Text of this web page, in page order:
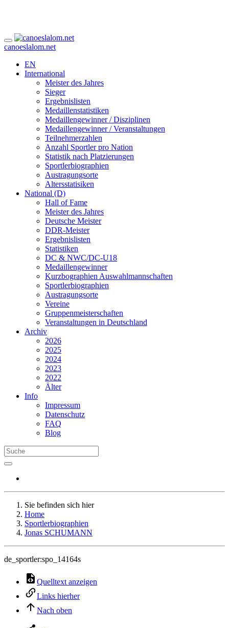
canoeslalom.net
EN
International
Meister des Jahres
Sieger
Ergebnislisten
Medaillenstatistiken
Medaillengewinner / Disziplinen
Medaillengewinner / Veranstaltungen
Teilnehmerzahlen
Anzahl Sportler pro Nation
Statistik nach Platzierungen
Sportlerbiographien
Austragungsorte
Altersstatisiken
National (D)
Hall of Fame
Meister des Jahres
Deutsche Meister
DDR-Meister
Ergebnislisten
Statistiken
DC & NWC/DC-U18
Medaillengewinner
Kurzbographien Auswahlmannschaften
Sportlerbiographien
Austragungsorte
Vereine
Gruppenmeisterschaften
Veranstaltungen in Deutschland
Archiv
2026
2025
2024
2023
2022
Älter
Info
Impressum
Datenschutz
FAQ
Blog
Sie befinden sich hier
Home
Sportlerbiographien
Jonas SCHUMANN
de_sportler:spo_14164s
Quelltext anzeigen
Links hierher
Nach oben